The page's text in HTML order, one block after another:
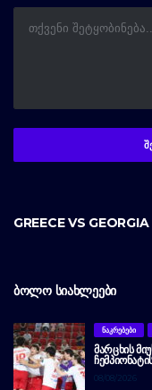
GREECE VS GEORGIA
ᲑᲝᲚᲝ ᲡᲘᲐᲮᲚᲔᲔᲑᲘ
ᲜᲐᲙᲠᲔᲑᲔᲑᲘ
ᲛᲐᲠᲪᲮᲘᲡ
08/08/2026